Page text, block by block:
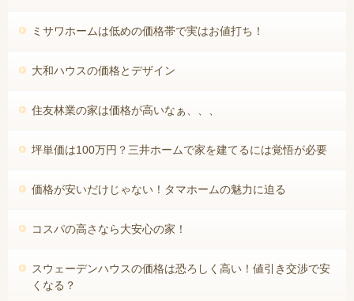
ミサワホームは低めの価格帯で実はお値打ち！
大和ハウスの価格とデザイン
住友林業の家は価格が高いなぁ、、、
坪単価は100万円？三井ホームで家を建てるには覚悟が必要
価格が安いだけじゃない！タマホームの魅力に迫る
コスパの高さなら大安心の家！
スウェーデンハウスの価格は恐ろしく高い！値引き交渉で安
くなる？